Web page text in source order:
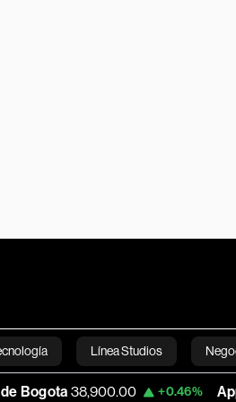
Línea Studios
English+0.46% Apple 313.94